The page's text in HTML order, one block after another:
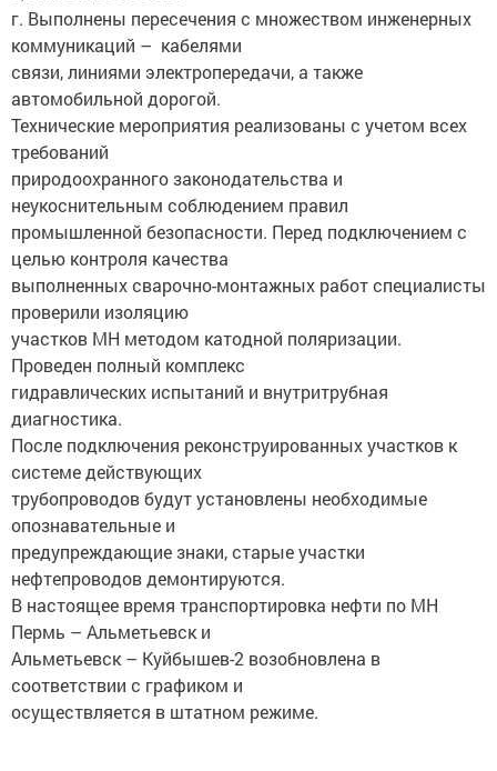
г. Выполнены пересечения с множеством инженерных
коммуникаций – кабелями
связи, линиями электропередачи, а также
автомобильной дорогой.
Технические мероприятия реализованы с учетом всех
требований
природоохранного законодательства и
неукоснительным соблюдением правил
промышленной безопасности. Перед подключением с
целью контроля качества
выполненных сварочно-монтажных работ специалисты
проверили изоляцию
участков МН методом катодной поляризации.
Проведен полный комплекс
гидравлических испытаний и внутритрубная
диагностика.
После подключения реконструированных участков к
системе действующих
трубопроводов будут установлены необходимые
опознавательные и
предупреждающие знаки, старые участки
нефтепроводов демонтируются.
В настоящее время транспортировка нефти по МН
Пермь – Альметьевск и
Альметьевск – Куйбышев-2 возобновлена в
соответствии с графиком и
осуществляется в штатном режиме.